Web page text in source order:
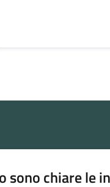
sono chiare le